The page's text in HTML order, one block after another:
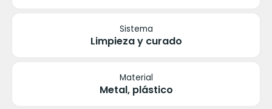
Sistema
Limpieza y curado
Material
Metal, plástico